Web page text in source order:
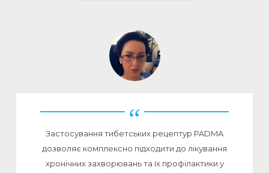
Застосування тибетських рецептур PADMA
дозволяє комплексно підходити до лікування
хронічних захворювань та їх профілактики у